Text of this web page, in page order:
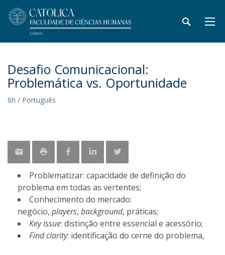
Desafio Comunicacional:
Problemática vs. Oportunidade
6h / Português
Problematizar: capacidade de definição do
problema em todas as vertentes;
Conhecimento do mercado:
negócio, players, background, práticas;
Key issue: distinção entre essencial e acessório;
Find clarity: identificação do cerne do problema,